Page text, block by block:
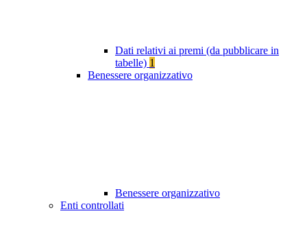
Dati relativi ai premi (da pubblicare in
tabelle) 1
Benessere organizzativo
Benessere organizzativo
Enti controllati